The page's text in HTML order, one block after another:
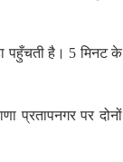
पहुँचती है। 5 मिनट के
प्रतापनगर पर दोनों